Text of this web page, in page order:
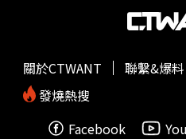
關於CTWANT 聯繫&爆料
發燒熱搜
Facebook